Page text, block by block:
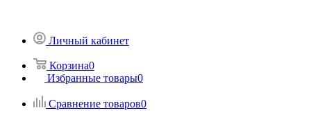
Личный кабинет
Корзина0
Избранные товары0
Сравнение товаров0